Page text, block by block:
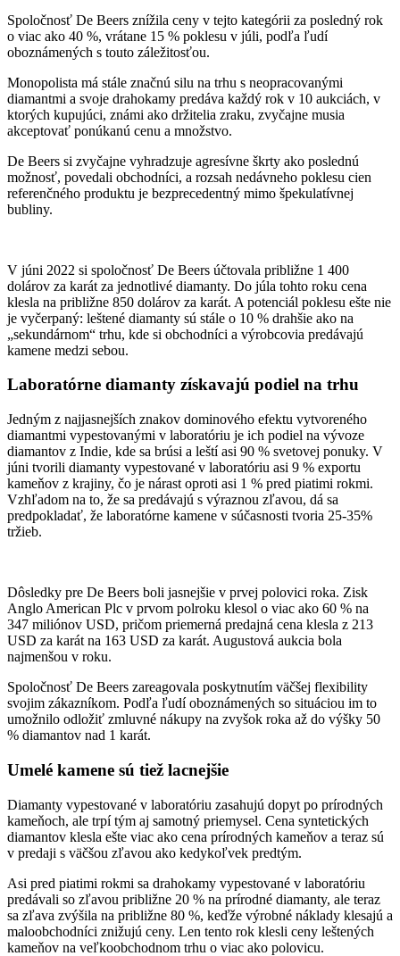
Spoločnosť De Beers znížila ceny v tejto kategórii za posledný rok
o viac ako 40 %, vrátane 15 % poklesu v júli, podľa ľudí
oboznámených s touto záležitosťou.
Monopolista má stále značnú silu na trhu s neopracovanými
diamantmi a svoje drahokamy predáva každý rok v 10 aukciách, v
ktorých kupujúci, známi ako držitelia zraku, zvyčajne musia
akceptovať ponúkanú cenu a množstvo.
De Beers si zvyčajne vyhradzuje agresívne škrty ako poslednú
možnosť, povedali obchodníci, a rozsah nedávneho poklesu cien
referenčného produktu je bezprecedentný mimo špekulatívnej
bubliny.
V júni 2022 si spoločnosť De Beers účtovala približne 1 400
dolárov za karát za jednotlivé diamanty. Do júla tohto roku cena
klesla na približne 850 dolárov za karát. A potenciál poklesu ešte nie
je vyčerpaný: leštené diamanty sú stále o 10 % drahšie ako na
„sekundárnom“ trhu, kde si obchodníci a výrobcovia predávajú
kamene medzi sebou.
Laboratórne diamanty získavajú podiel na trhu
Jedným z najjasnejších znakov dominového efektu vytvoreného
diamantmi vypestovanými v laboratóriu je ich podiel na vývoze
diamantov z Indie, kde sa brúsi a leští asi 90 % svetovej ponuky. V
júni tvorili diamanty vypestované v laboratóriu asi 9 % exportu
kameňov z krajiny, čo je nárast oproti asi 1 % pred piatimi rokmi.
Vzhľadom na to, že sa predávajú s výraznou zľavou, dá sa
predpokladať, že laboratórne kamene v súčasnosti tvoria 25-35%
tržieb.
Dôsledky pre De Beers boli jasnejšie v prvej polovici roka. Zisk
Anglo American Plc v prvom polroku klesol o viac ako 60 % na
347 miliónov USD, pričom priemerná predajná cena klesla z 213
USD za karát na 163 USD za karát. Augustová aukcia bola
najmenšou v roku.
Spoločnosť De Beers zareagovala poskytnutím väčšej flexibility
svojim zákazníkom. Podľa ľudí oboznámených so situáciou im to
umožnilo odložiť zmluvné nákupy na zvyšok roka až do výšky 50
% diamantov nad 1 karát.
Umelé kamene sú tiež lacnejšie
Diamanty vypestované v laboratóriu zasahujú dopyt po prírodných
kameňoch, ale trpí tým aj samotný priemysel. Cena syntetických
diamantov klesla ešte viac ako cena prírodných kameňov a teraz sú
v predaji s väčšou zľavou ako kedykoľvek predtým.
Asi pred piatimi rokmi sa drahokamy vypestované v laboratóriu
predávali so zľavou približne 20 % na prírodné diamanty, ale teraz
sa zľava zvýšila na približne 80 %, keďže výrobné náklady klesajú a
maloobchodníci znižujú ceny. Len tento rok klesli ceny leštených
kameňov na veľkoobchodnom trhu o viac ako polovicu.